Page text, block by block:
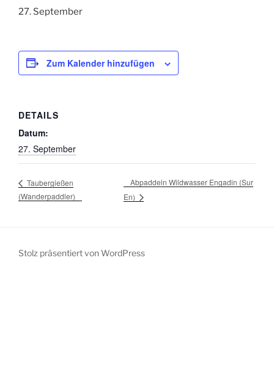
27. September
Zum Kalender hinzufügen
DETAILS
Datum:
27. September
Taubergießen
(Wanderpaddler)
Abpaddeln Wildwasser Engadin (Sur
En)
Stolz präsentiert von WordPress